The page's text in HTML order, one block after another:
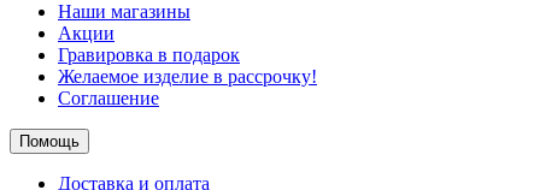
Наши магазины
Акции
Гравировка в подарок
Желаемое изделие в рассрочку!
Соглашение
Помощь
Доставка и оплата